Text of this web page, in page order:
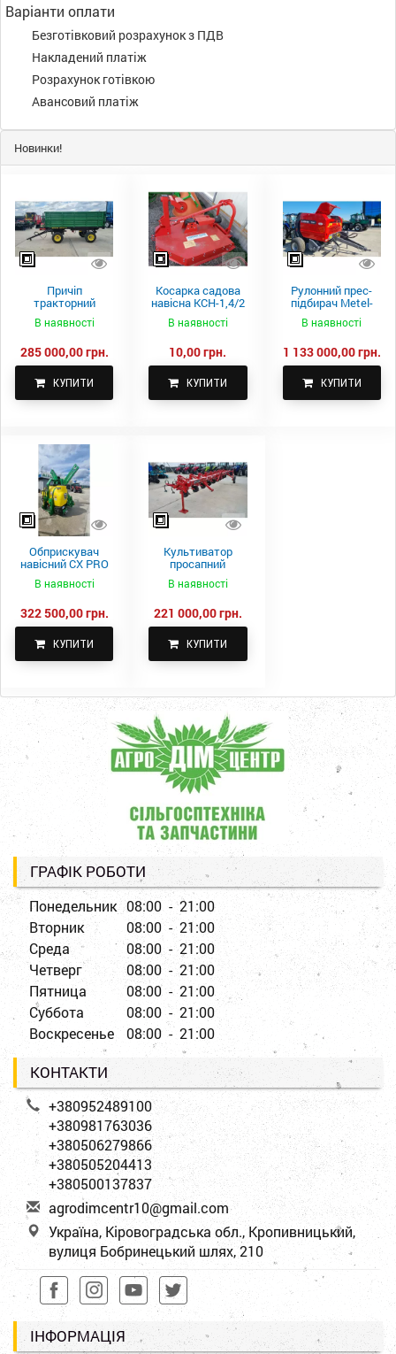
Варіанти оплати
Безготівковий розрахунок з ПДВ
Накладений платіж
Розрахунок готівкою
Авансовий платіж
Новинки!
Причіп
тракторний
самоскидний
Spike 2 ПТС-4
В наявності
285 000,00 грн.
КУПИТИ
Косарка садова
навісна КСН-1,4/2
В наявності
10,00 грн.
КУПИТИ
Рулонний прес-
підбирач Metel-
Fach Z 587
В наявності
1 133 000,00 грн.
КУПИТИ
Обприскувач
навісний CX PRO
В наявності
322 500,00 грн.
КУПИТИ
Культиватор
просапний
КПН-5,6-05
В наявності
221 000,00 грн.
КУПИТИ
ГРАФІК РОБОТИ
Понедельник 08:00 - 21:00
Вторник
08:00 - 21:00
Среда
08:00 - 21:00
Четверг
08:00 - 21:00
Пятница
08:00 - 21:00
Суббота
08:00 - 21:00
Воскресенье
08:00 - 21:00
КОНТАКТИ
+380952489100
+380981763036
+380506279866
+380505204413
+380500137837
agrodimcentr10@gmail.com
Україна, Кіровоградська обл., Кропивницький,
вулиця Бобринецький шлях, 210
ІНФОРМАЦІЯ